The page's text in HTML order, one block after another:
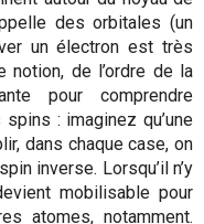
des orbitales (un
un électron est très
notion, de l’ordre de la
pour comprendre
: imaginez qu’une
dans chaque case, on
inverse. Lorsqu’il n’y
mobilisable pour
atomes, notamment.